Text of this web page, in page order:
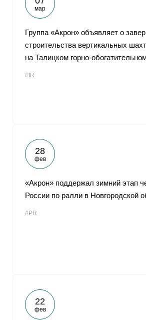
мар
Группа «Акрон» объявляет о
строительства вертикальных
на Талицком горно-
#IR
28
фев
«Акрон» поддержал зимний этап
России по ралли в Новгородской
#PR
22
фев